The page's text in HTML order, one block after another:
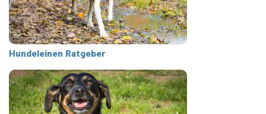
Hundeleinen Ratgeber